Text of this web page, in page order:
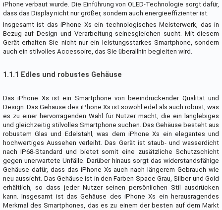
iPhone verbaut wurde. Die Einführung von OLED-Technologie sorgt dafür,
dass das Display nicht nur größer, sondern auch energieeffizienter ist.
Insgesamt ist das iPhone Xs ein technologisches Meisterwerk, das in
Bezug auf Design und Verarbeitung seinesgleichen sucht. Mit diesem
Gerät erhalten Sie nicht nur ein leistungsstarkes Smartphone, sondern
auch ein stilvolles Accessoire, das Sie überallhin begleiten wird.
1.1.1 Edles und robustes Gehäuse
Das iPhone Xs ist ein Smartphone von beeindruckender Qualität und
Design. Das Gehäuse des iPhone Xs ist sowohl edel als auch robust, was
es zu einer hervorragenden Wahl für Nutzer macht, die ein langlebiges
und gleichzeitig stilvolles Smartphone suchen. Das Gehäuse besteht aus
robustem Glas und Edelstahl, was dem iPhone Xs ein elegantes und
hochwertiges Aussehen verleiht. Das Gerät ist staub- und wasserdicht
nach IP68-Standard und bietet somit eine zusätzliche Schutzschicht
gegen unerwartete Unfälle. Darüber hinaus sorgt das widerstandsfähige
Gehäuse dafür, dass das iPhone Xs auch nach längerem Gebrauch wie
neu aussieht. Das Gehäuse ist in den Farben Space Grau, Silber und Gold
erhältlich, so dass jeder Nutzer seinen persönlichen Stil ausdrücken
kann. Insgesamt ist das Gehäuse des iPhone Xs ein herausragendes
Merkmal des Smartphones, das es zu einem der besten auf dem Markt